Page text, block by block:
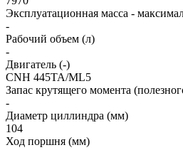
Эксплуатационная масса -
-
Рабочий объем (л)
-
Двигатель (-)
CNH 445TA/ML5
Запас крутящего момента
-
Диаметр циллиндра (мм)
104
Ход поршня (мм)